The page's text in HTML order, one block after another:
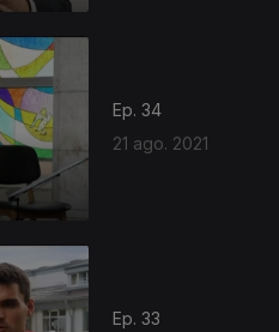
Ep. 34
21 ago. 2021
Ep. 33